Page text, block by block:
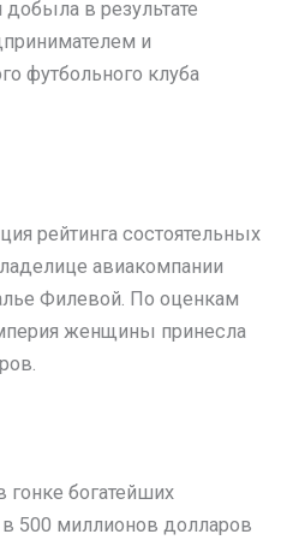
в результате
и
футбольного клуба
рейтинга состоятельных
авиакомпании
Филевой. По оценкам
женщины принесла
гонке богатейших
500 миллионов долларов